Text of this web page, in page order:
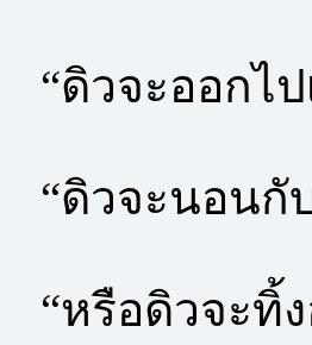
“ดิวจะออกไ
“ดิวจะนอนกั
“หรือดิวจะทิ้